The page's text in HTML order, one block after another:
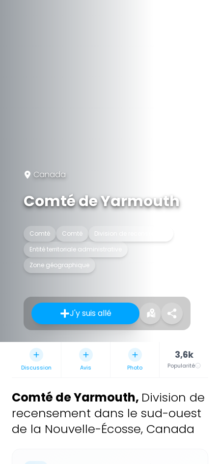
Canada
Comté de Yarmouth
Comté Comté
Division de recensement
Entité territoriale administrative
Zone géographique
J'y suis allé
Discussion Avis Photo
3,6k
Popularité
Comté de Yarmouth, Division de
recensement dans le sud-ouest
de la Nouvelle-Écosse, Canada